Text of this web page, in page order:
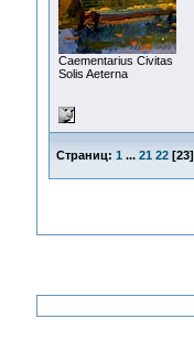
Сaementarius Civitas
Solis Aeterna
Страниц: 1 ... 21 22[23]